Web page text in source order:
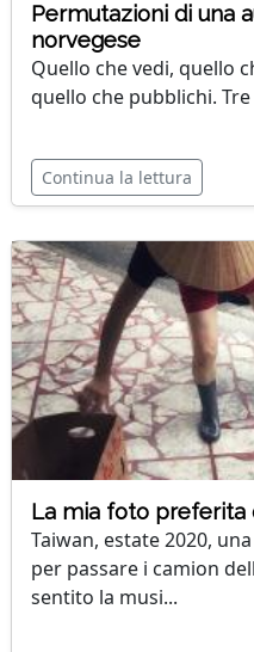
Permutazioni di una
norvegese
Quello che vedi, quello
quello che pubblichi.
Continua la lettura
La mia foto preferita
Taiwan, estate 2020,
per passare i camion
sentito la musi...